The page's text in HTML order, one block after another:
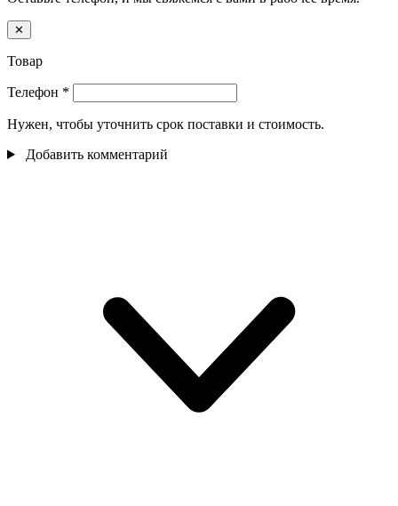
✕
Товар
Телефон *
Нужен, чтобы уточнить срок поставки и стоимость.
Добавить комментарий